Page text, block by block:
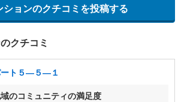
ションのクチコミを投稿する
クチコミ
ート５―５―１
のコミュニティの満足度